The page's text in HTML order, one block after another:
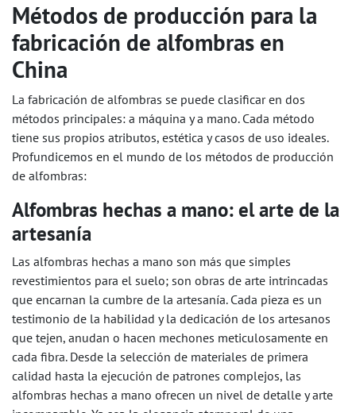
Métodos de producción para la
fabricación de alfombras en
China
La fabricación de alfombras se puede clasificar en dos
métodos principales: a máquina y a mano. Cada método
tiene sus propios atributos, estética y casos de uso ideales.
Profundicemos en el mundo de los métodos de producción
de alfombras:
Alfombras hechas a mano: el arte de la
artesanía
Las alfombras hechas a mano son más que simples
revestimientos para el suelo; son obras de arte intrincadas
que encarnan la cumbre de la artesanía. Cada pieza es un
testimonio de la habilidad y la dedicación de los artesanos
que tejen, anudan o hacen mechones meticulosamente en
cada fibra. Desde la selección de materiales de primera
calidad hasta la ejecución de patrones complejos, las
alfombras hechas a mano ofrecen un nivel de detalle y arte